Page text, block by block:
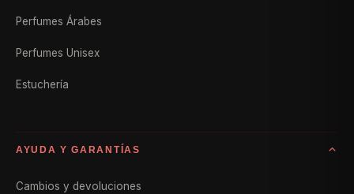
Perfumes Árabes
Perfumes Unisex
Estuchería
AYUDA Y GARANTÍAS
Cambios y devoluciones